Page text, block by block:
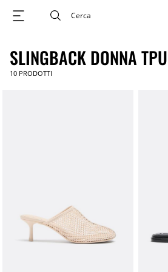
SLINGBACK DONNA TPU
10 PRODOTTI